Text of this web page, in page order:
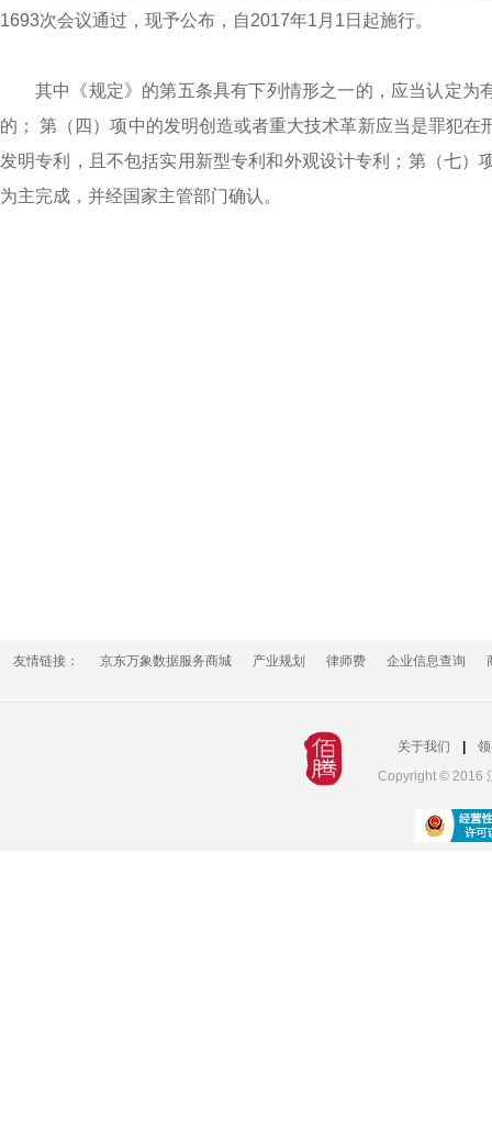
1693次会议通过，现予公布，自2017年1月1日起施行。
其中《规定》的第五条具有下列情形之一的，应当认定为
的； 第（四）项中的发明创造或者重大技术革新应当是罪犯
发明专利，且不包括实用新型专利和外观设计专利；第（七
为主完成，并经国家主管部门确认。
友情链接： 京东万象数据服务商城 产业规划 律师费 企业信息查询
关于我们
Copyright © 2016